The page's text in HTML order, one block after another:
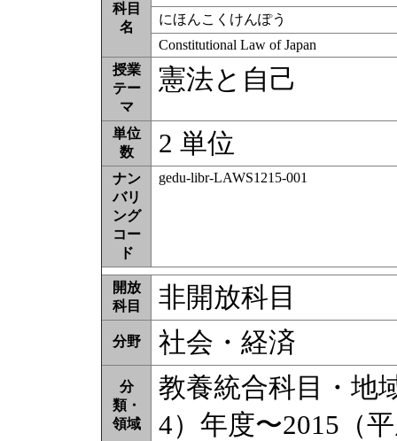
科目
名
にほんこくけんぽう
Constitutional Law of Japan
授業
テー
マ
憲法と自己
単位
数
2 単位
ナン
バリ
ング
コー
ド
gedu-libr-LAWS1215-001
開放
科目
非開放科目
分野 社会・経済
分
類・
領域
教養統合科目・地
4）年度〜2015（